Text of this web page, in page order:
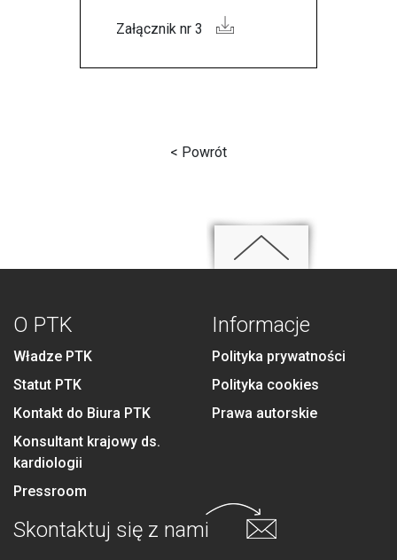
Załącznik nr 3
< Powrót
O PTK
Władze PTK
Statut PTK
Kontakt do Biura PTK
Konsultant krajowy ds.
kardiologii
Pressroom
Informacje
Polityka prywatności
Polityka cookies
Prawa autorskie
Skontaktuj się z nami